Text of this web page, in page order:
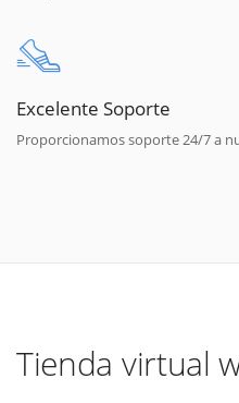
Excelente Soporte
Proporcionamos soporte 24/7 a
Tienda virtual